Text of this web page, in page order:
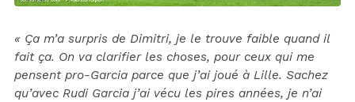
« Ça m’a surpris de Dimitri, je le trouve faible quand il
fait ça. On va clarifier les choses, pour ceux qui me
pensent pro-Garcia parce que j’ai joué à Lille. Sachez
qu’avec Rudi Garcia j’ai vécu les pires années, je n’ai